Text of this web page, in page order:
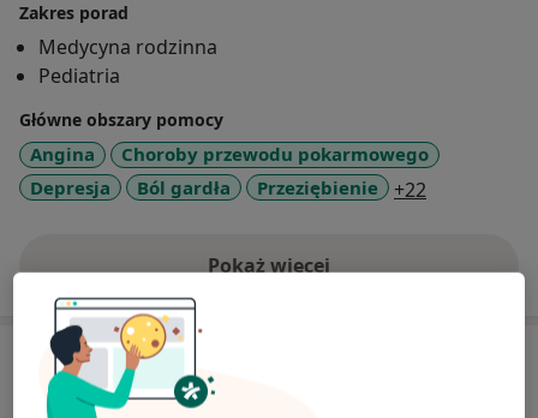
Zakres porad
Medycyna rodzinna
Pediatria
Główne obszary pomocy
Angina
Choroby przewodu pokarmowego
Depresja
Ból gardła Przeziębienie +22
Pokaż więcejo doświadczeniu
Usługi i ceny
Konsultacja lekarza rodzinnego